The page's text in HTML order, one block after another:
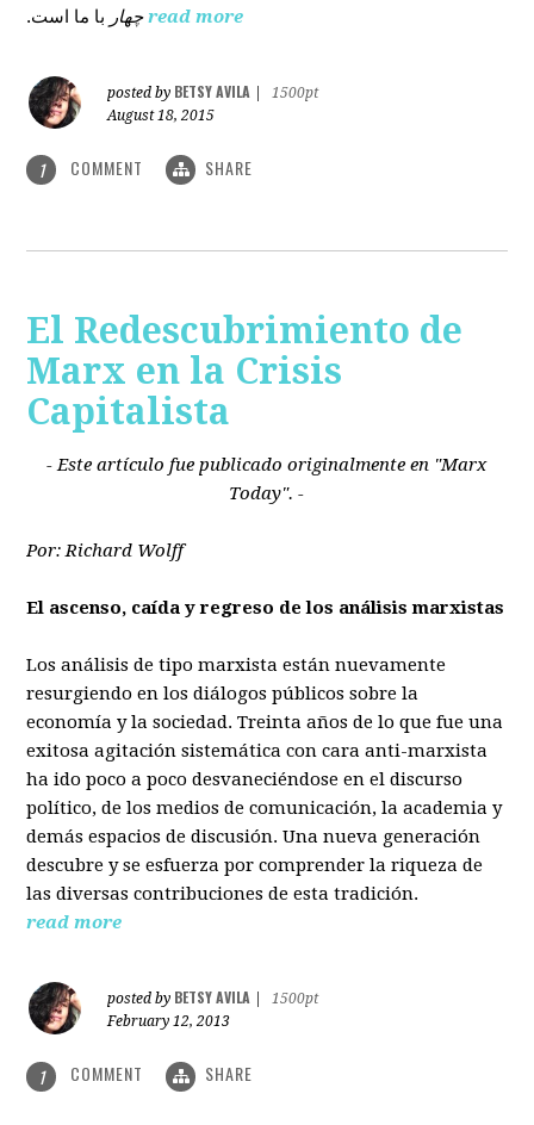
چهار با ما است. read more
posted by BETSY AVILA
1500pt
August 18, 2015
1 COMMENT SHARE
El Redescubrimiento de
Marx en la Crisis
Capitalista
- Este artículo fue publicado originalmente en "Marx
Today". -
Por: Richard Wolff
El ascenso, caída y regreso de los análisis marxistas
Los análisis de tipo marxista están nuevamente
resurgiendo en los diálogos públicos sobre la
economía y la sociedad. Treinta años de lo que fue una
exitosa agitación sistemática con cara anti-marxista
ha ido poco a poco desvaneciéndose en el discurso
político, de los medios de comunicación, la academia y
demás espacios de discusión. Una nueva generación
descubre y se esfuerza por comprender la riqueza de
las diversas contribuciones de esta tradición.
read more
posted by BETSY AVILA
1500pt
February 12, 2013
1 COMMENT SHARE